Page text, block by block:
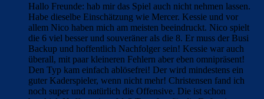
Hallo Freunde: hab mir das Spiel auch nicht nehmen lassen.
Habe dieselbe Einschätzung wie Mercer. Kessie und vor
allem Nico haben mich am meisten beeindruckt. Nico spielt
die 6 viel besser und souveräner als die 8. Er muss der Busi
Backup und hoffentlich Nachfolger sein! Kessie war auch
überall, mit paar kleineren Fehlern aber eben omnipräsent!
Den Typ kam einfach ablösefrei! Der wird mindestens ein
guter Kaderspieler, wenn nicht mehr! Christensen fand ich
noch super und natürlich die Offensive. Die ist schon